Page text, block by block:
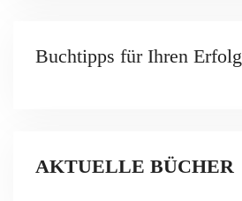
Buchtipps für Ihren Erfolg
AKTUELLE BÜCHER